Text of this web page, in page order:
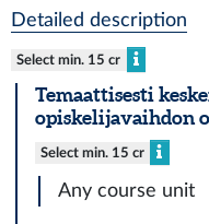
Detailed description
Select min. 15 cr
Temaattisesti
opiskelijavaihdon
Select min. 15 cr
Any course unit